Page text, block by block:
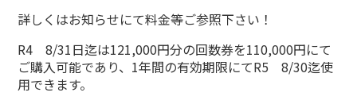
詳しくはお知らせにて料金等ご参照下さい！
R4 8/31日迄は121,000円分の回数券を110,000円にて
ご購入可能であり、1年間の有効期限にてR5 8/30迄使
用できます。